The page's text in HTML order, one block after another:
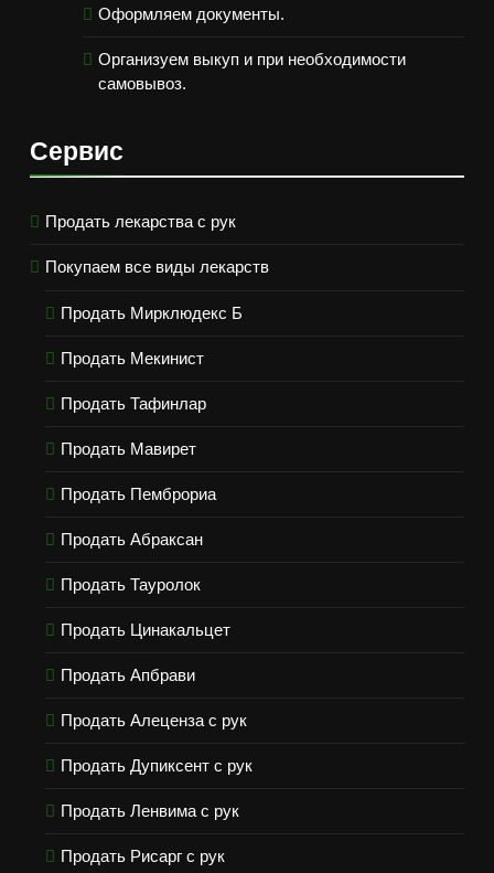
Оформляем документы.
Организуем выкуп и при необходимости
самовывоз.
Сервис
Продать лекарства с рук
Покупаем все виды лекарств
Продать Мирклюдекс Б
Продать Мекинист
Продать Тафинлар
Продать Мавирет
Продать Пемброриа
Продать Абраксан
Продать Тауролок
Продать Цинакальцет
Продать Апбрави
Продать Алеценза с рук
Продать Дупиксент с рук
Продать Ленвима с рук
Продать Рисарг с рук